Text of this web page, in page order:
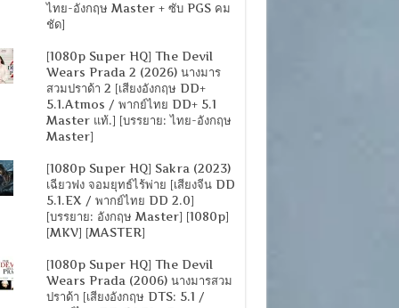
ไทย-อังกฤษ Master + ซับ PGS คม
ชัด]
[1080p Super HQ] The Devil
Wears Prada 2 (2026) นางมาร
สวมปราด้า 2 [เสียงอังกฤษ DD+
5.1.Atmos / พากย์ไทย DD+ 5.1
Master แท้.] [บรรยาย: ไทย-อังกฤษ
Master]
[1080p Super HQ] Sakra (2023)
เฉียวฟง จอมยุทธ์ไร้พ่าย [เสียงจีน DD
5.1.EX / พากย์ไทย DD 2.0]
[บรรยาย: อังกฤษ Master] [1080p]
[MKV] [MASTER]
[1080p Super HQ] The Devil
Wears Prada (2006) นางมารสวม
ปราด้า [เสียงอังกฤษ DTS: 5.1 /